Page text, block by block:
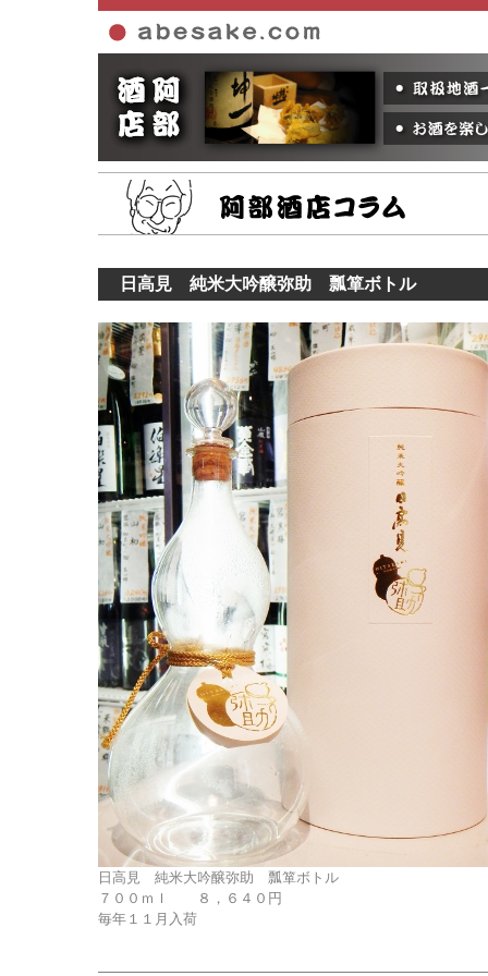
日高見 純米大吟醸弥助 瓢箪ボトル
日高見 純米大吟醸弥助 瓢箪ボトル
７００ｍｌ ８，６４０円
毎年１１月入荷